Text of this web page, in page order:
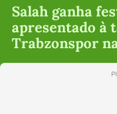
Salah ganha
apresentado à
Trabzonspor